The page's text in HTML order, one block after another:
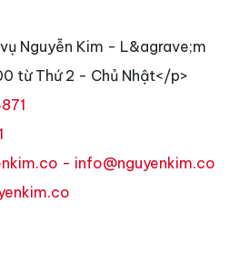
Nguyễn Kim - L&agrave;m
từ Thứ 2 - Chủ Nhật</p>
- info@nguyenkim.co